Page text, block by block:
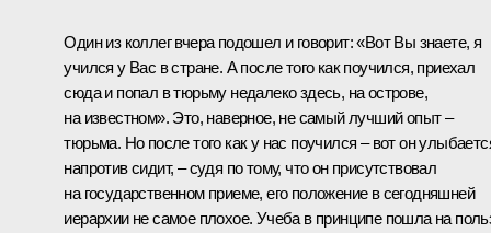
Один из коллег вчера подошел и говорит: «Вот Вы знаете, я
учился у Вас в стране. А после того как поучился, приехал
сюда и попал в тюрьму недалеко здесь, на острове,
на известном». Это, наверное, не самый лучший опыт –
тюрьма. Но после того как у нас поучился – вот он
напротив сидит, – судя по тому, что он присутствовал
на государственном приеме, его положение в сегодняшней
иерархии не самое плохое. Учеба в принципе пошла на